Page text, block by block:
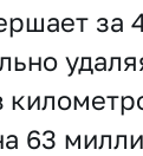
за
63